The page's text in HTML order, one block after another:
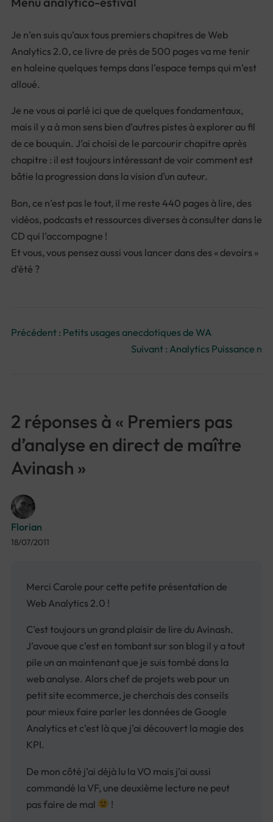
Je n’en suis qu’aux tous premiers chapitres de Web
Analytics 2.0, ce livre de près de 500 pages va me tenir
en haleine quelques temps dans l’espace temps qui m’est
alloué.
Je ne vous ai parlé ici que de quelques fondamentaux,
mais il y a à mon sens bien d’autres pistes à explorer au fil
de ce bouquin. J’ai choisi de le parcourir chapitre après
chapitre : il est toujours intéressant de voir comment est
bâtie la progression dans la vision d’un auteur.
Bon, ce n’est pas le tout, il me reste 440 pages à lire, des
vidéos, podcasts et ressources diverses à consulter dans le
CD qui l’accompagne !
Et vous, vous pensez aussi vous lancer dans des « devoirs »
d’été ?
Précédent : Petits usages anecdotiques de WA
Suivant : Analytics Puissance n
2 réponses à « Premiers pas
d’analyse en direct de maître
Avinash »
Florian
18/07/2011
Merci Carole pour cette petite présentation de
Web Analytics 2.0 !
C’est toujours un grand plaisir de lire du Avinash.
J’avoue que c’est en tombant sur son blog il y a tout
pile un an maintenant que je suis tombé dans la
web analyse. Alors chef de projets web pour un
petit site ecommerce, je cherchais des conseils
pour mieux faire parler les données de Google
Analytics et c’est là que j’ai découvert la magie des
KPI.
De mon côté j’ai déjà lu la VO mais j’ai aussi
commandé la VF, une deuxième lecture ne peut
pas faire de mal
!